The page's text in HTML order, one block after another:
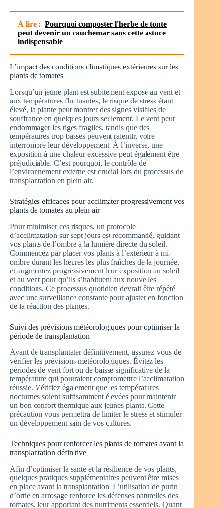
À lire : Pourquoi composter l'herbe de tonte
peut devenir un cauchemar sans cette astuce
indispensable
L’impact des conditions climatiques extérieures sur les
plants de tomates
Lorsqu’un jeune plant est subitement exposé au vent et
aux températures fluctuantes, le risque de stress étant
élevé, la plante peut montrer des signes visibles de
souffrance en quelques jours seulement. Le vent peut
endommager les tiges fragiles, tandis que des
températures trop basses peuvent ralentir, voire
interrompre leur développement. À l’inverse, une
exposition à une chaleur excessive peut également être
préjudiciable. C’est pourquoi, le contrôle de
l’environnement externe est crucial lors du processus de
transplantation en plein air.
Stratégies efficaces pour acclimater progressivement vos
plants de tomates au plein air
Pour minimiser ces risques, un protocole
d’acclimatation sur sept jours est recommandé, guidant
vos plants de l’ombre à la lumière directe du soleil.
Commencez par placer vos plants à l’extérieur à mi-
ombre durant les heures les plus fraîches de la journée,
et augmentez progressivement leur exposition au soleil
et au vent pour qu’ils s’habituent aux nouvelles
conditions. Ce processus quotidien devrait être répété
avec une surveillance constante pour ajuster en fonction
de la réaction des plantes.
Suivi des prévisions météorologiques pour optimiser la
période de transplantation
Avant de transplantater définitivement, assurez-vous de
vérifier les prévisions météorologiques. Évitez les
périodes de vent fort ou de baisse significative de la
température qui pourraient compromettre l’acclimatation
réussie. Vérifiez également que les températures
nocturnes soient suffisamment élevées pour maintenir
un bon confort thermique aux jeunes plants. Cette
précaution vous permettra de limiter le stress et stimuler
un développement sain de vos cultures.
Techniques pour renforcer les plants de tomates avant la
transplantation définitive
Afin d’optimiser la santé et la résilience de vos plants,
quelques pratiques supplémentaires peuvent être mises
en place avant la transplantation. L’utilisation de purin
d’ortie en arrosage renforce les défenses naturelles des
tomates, leur apportant des nutriments essentiels. Quant